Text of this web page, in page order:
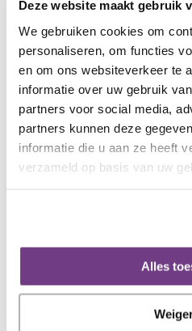
Deze website maakt gebruik
We gebruiken cookies om
personaliseren, om functies
en om ons websiteverkeer te
informatie over uw gebruik
partners voor social media,
partners kunnen deze
informatie die u aan ze heeft
verzameld op basis van uw
Alles
onderwerp kanker en
"Partners komen bijna altijd
ze. "Zij zijn vaak beiden heel
over seksualiteit kunnen
lange gesprekken met zowel
Volgens haar gaat het er
Vrouwen kunnen door
minder zin in seks hebben. Ik
vrouwelijke als een
meerderheid heeft een
daar nu iets meer op in ga.